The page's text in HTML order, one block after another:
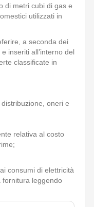
di metri cubi di gas e
utilizzati in
a seconda dei
inseriti all’interno del
classificate in
oneri e
relativa al costo
consumi di elettricità
leggendo